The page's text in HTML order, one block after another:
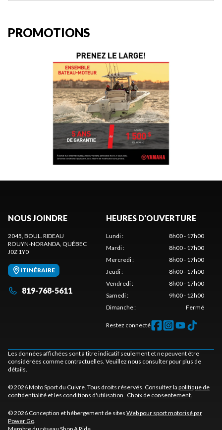
PROMOTIONS
NOUS JOINDRE
2045, BOUL. RIDEAU
ROUYN-NORANDA, QUÉBEC
J0Z 1Y0
ITINÉRAIRE
819-768-5611
HEURES D'OUVERTURE
Lundi:
8h00 - 17h00
Mardi:
8h00 - 17h00
Mercredi:
8h00 - 17h00
Jeudi:
8h00 - 17h00
Vendredi:
8h00 - 17h00
Samedi:
9h00 - 12h00
Dimanche: Fermé
Restez connecté
Les données affichées sont à titre indicatif seulement et ne peuvent être
considérées comme contractuelles. Veuillez nous consulter pour plus de
détails.
© 2026 Moto Sport du Cuivre. Tous droits réservés. Consultez la politique de
confidentialité et les conditions d'utilisation. Choix de consentement.
© 2026 Conception et hébergement de sites Web pour sport motorisé par
Power Go.